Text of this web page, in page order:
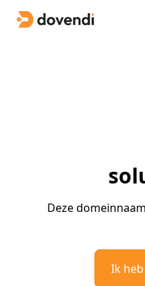
Deze
Ik